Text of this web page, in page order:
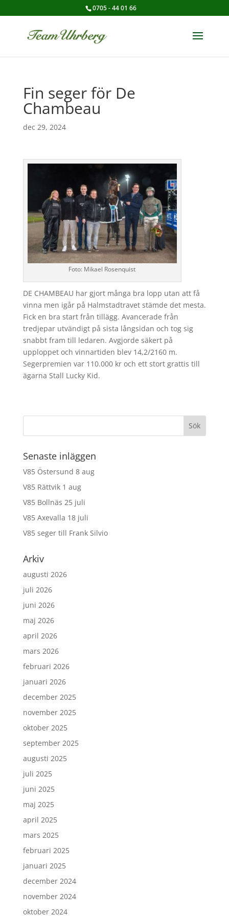
0705 - 44 01 66
Fin seger för De
Chambeau
dec 29, 2024
Foto: Mikael Rosenquist
DE CHAMBEAU har gjort många bra lopp utan att få
vinna men igår på Halmstadtravet stämde det mesta.
Fick en bra start från tillägg. Avancerade från
tredjepar utvändigt på sista långsidan och tog sig
snabbt fram till ledaren. Avgjorde säkert på
upploppet och vinnartiden blev 14,2/2160 m.
Segerpremien var 110.000 kr och ett stort grattis till
ägarna Stall Lucky Kid.
Senaste inläggen
V85 Östersund 8 aug
V85 Rättvik 1 aug
V85 Bollnäs 25 juli
V85 Axevalla 18 juli
V85 seger till Frank Silvio
Arkiv
augusti 2026
juli 2026
juni 2026
maj 2026
april 2026
mars 2026
februari 2026
januari 2026
december 2025
november 2025
oktober 2025
september 2025
augusti 2025
juli 2025
juni 2025
maj 2025
april 2025
mars 2025
februari 2025
januari 2025
december 2024
november 2024
oktober 2024